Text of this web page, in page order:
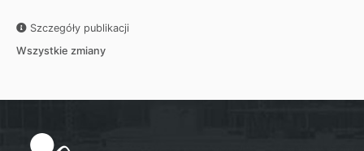
Szczegóły publikacji
Wszystkie zmiany